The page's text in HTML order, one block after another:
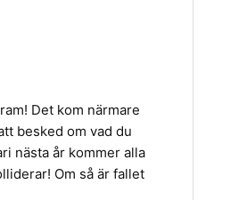
Det kom närmare
besked om vad du
nästa år kommer alla
Om så är fallet